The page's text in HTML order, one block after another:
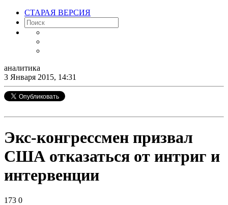
СТАРАЯ ВЕРСИЯ
аналитика
3 Января 2015, 14:31
Экс-конгрессмен призвал
США отказаться от интриг и
интервенции
173 0